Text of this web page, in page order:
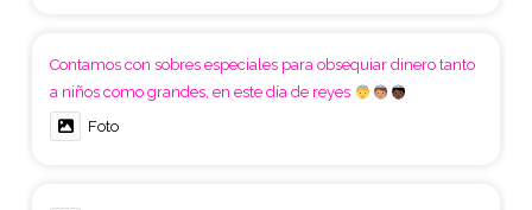
Contamos con sobres especiales para obsequiar dinero tanto
a niños como grandes, en este día de reyes
Foto